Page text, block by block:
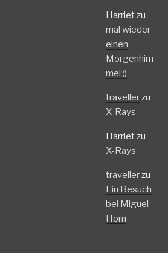
Harrietzu
mal wieder
einen
Morgenhim
mel ;)
travellerzu
X-Rays
Harrietzu
X-Rays
travellerzu
Ein Besuch
bei Miguel
Horn